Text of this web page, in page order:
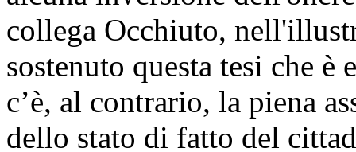
collega Occhiuto,
sostenuto questa tesi che è
c’è, al contrario, la piena
dello stato di fatto del